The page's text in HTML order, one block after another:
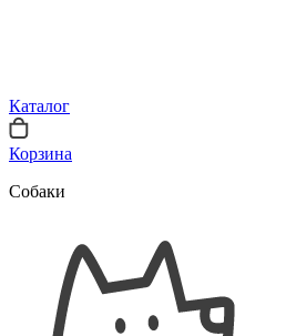
Каталог
Корзина
Собаки